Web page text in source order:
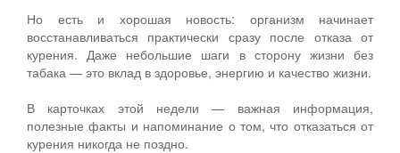
Но есть и хорошая новость: организм начинает
восстанавливаться практически сразу после отказа от
курения. Даже небольшие шаги в сторону жизни без
табака — это вклад в здоровье, энергию и качество жизни.
В карточках этой недели — важная информация,
полезные факты и напоминание о том, что отказаться от
курения никогда не поздно.